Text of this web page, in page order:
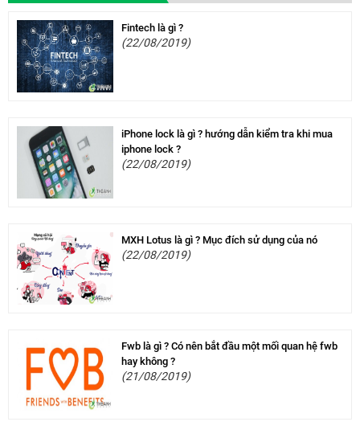
Fintech là gì ?
(22/08/2019)
iPhone lock là gì ? hướng dẫn kiểm tra khi mua
iphone lock ?
(22/08/2019)
MXH Lotus là gì ? Mục đích sử dụng của nó
(22/08/2019)
Fwb là gì ? Có nên bắt đầu một mối quan hệ fwb
hay không ?
(21/08/2019)